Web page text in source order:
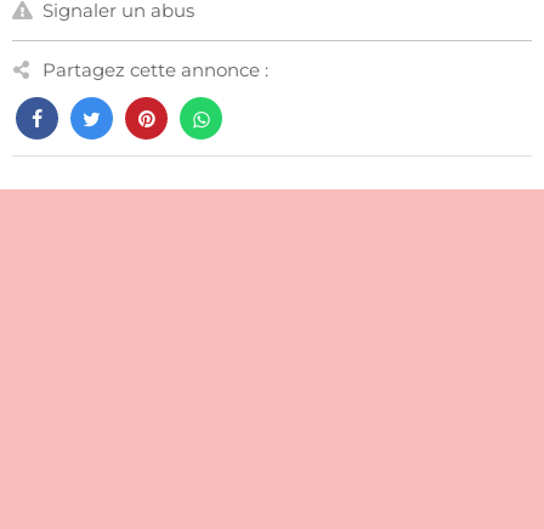
Signaler un abus
Partagez cette annonce :